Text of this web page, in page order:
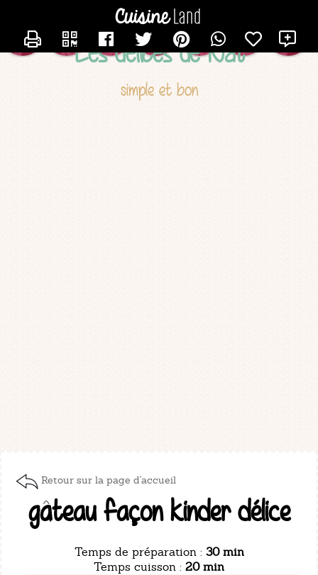
Les délices de Nat
simple et bon
Retour sur la page d'accueil
gâteau façon kinder délice
Temps de préparation : 30 min
Temps cuisson : 20 min
CONTACTER NATHALIE33